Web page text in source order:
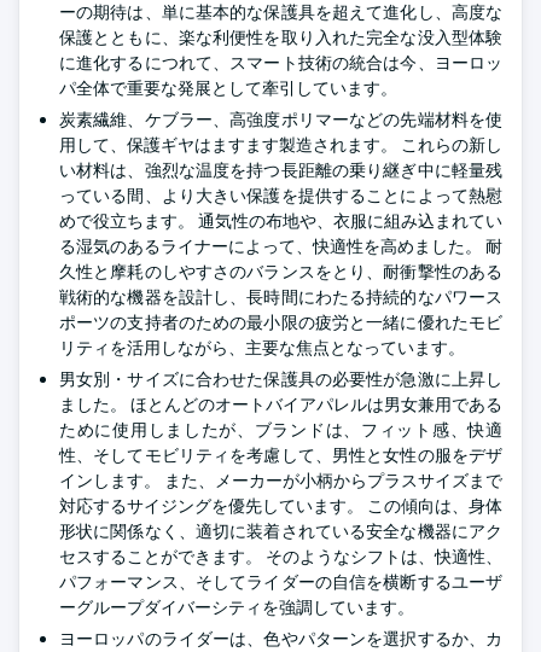
ーの期待は、単に基本的な保護具を超えて進化し、高度な
保護とともに、楽な利便性を取り入れた完全な没入型体験
に進化するにつれて、スマート技術の統合は今、ヨーロッ
パ全体で重要な発展として牽引しています。
炭素繊維、ケブラー、高強度ポリマーなどの先端材料を使
用して、保護ギヤはますます製造されます。 これらの新し
い材料は、強烈な温度を持つ長距離の乗り継ぎ中に軽量残
っている間、より大きい保護を提供することによって熱慰
めで役立ちます。 通気性の布地や、衣服に組み込まれてい
る湿気のあるライナーによって、快適性を高めました。 耐
久性と摩耗のしやすさのバランスをとり、耐衝撃性のある
戦術的な機器を設計し、長時間にわたる持続的なパワース
ポーツの支持者のための最小限の疲労と一緒に優れたモビ
リティを活用しながら、主要な焦点となっています。
男女別・サイズに合わせた保護具の必要性が急激に上昇し
ました。 ほとんどのオートバイアパレルは男女兼用である
ために使用しましたが、ブランドは、フィット感、快適
性、そしてモビリティを考慮して、男性と女性の服をデザ
インします。 また、メーカーが小柄からプラスサイズまで
対応するサイジングを優先しています。 この傾向は、身体
形状に関係なく、適切に装着されている安全な機器にアク
セスすることができます。 そのようなシフトは、快適性、
パフォーマンス、そしてライダーの自信を横断するユーザ
ーグループダイバーシティを強調しています。
ヨーロッパのライダーは、色やパターンを選択するか、カ